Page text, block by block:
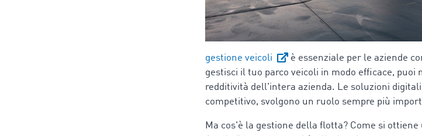
gestione veicoli
è essenziale per le aziende
gestisci il tuo parco veicoli in modo efficace,
redditività dell'intera azienda. Le soluzioni
competitivo, svolgono un ruolo sempre più
Ma cos'è la gestione della flotta? Come si